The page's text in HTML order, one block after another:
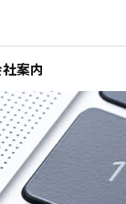
案内